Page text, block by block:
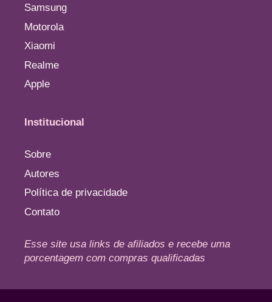
Samsung
Motorola
Xiaomi
Realme
Apple
Institucional
Sobre
Autores
Política de privacidade
Contato
Esse site usa links de afiliados e recebe uma
porcentagem com compras qualificadas